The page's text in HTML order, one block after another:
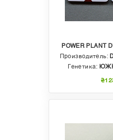
POWER PLANT
Производитель:
Генетика: